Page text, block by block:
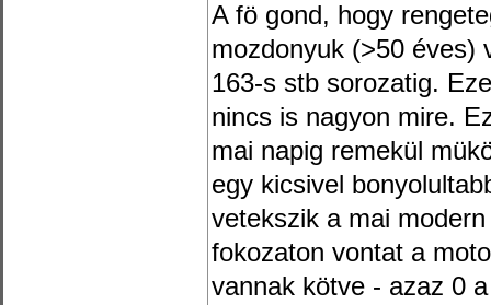
A fö gond, hogy
mozdonyuk (>50 éves)
163-s stb sorozatig.
nincs is nagyon mire.
mai napig remekül
egy kicsivel
vetekszik a mai
fokozaton vontat a
vannak kötve - azaz 0